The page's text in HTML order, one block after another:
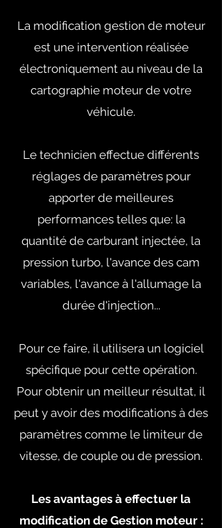
La modification gestion de moteur
est une intervention réalisée
électroniquement au niveau de la
cartographie moteur de votre
véhicule.
Le technicien effectue différents
réglages de paramètres pour
apporter de meilleures
performances telles que: la
quantité de carburant injectée, la
pression turbo, l'avance des cam
variables, l'avance à l'allumage la
durée d'injection...
Pour ce faire, il utilisera un logiciel
spécifique pour cette opération.
Pour obtenir un meilleur résultat, il
peut y avoir des modifications à des
paramètres comme le limiteur de
vitesse, de couple ou de pression.
Les avantages à effectuer la
modification de Gestion moteur :